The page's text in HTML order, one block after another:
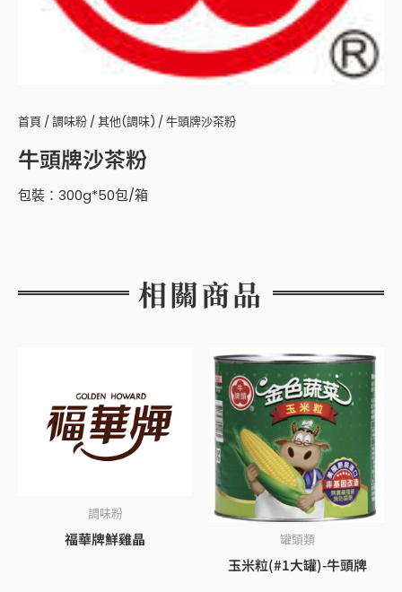
首頁 /調味粉 /其他(調味) / 牛頭牌沙茶粉
牛頭牌沙茶粉
包裝：300g*50包/箱
相關商品
調味粉
福華牌鮮雞晶 罐頭類
玉米粒(#1大罐)-牛頭牌